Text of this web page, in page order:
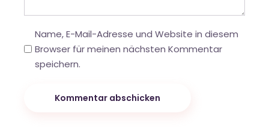
Name, E-Mail-Adresse und Website in diesem
Browser für meinen nächsten Kommentar
speichern.
Kommentar abschicken